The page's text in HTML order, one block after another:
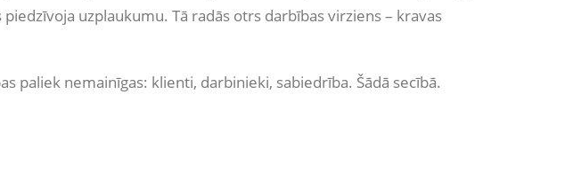
uzplaukumu. Tā radās otrs darbības virziens – kravas
paliek nemainīgas: klienti, darbinieki, sabiedrība. Šādā secībā.